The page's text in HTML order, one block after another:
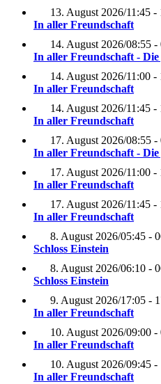
13. August 2026/11:45 -
In aller Freundschaft
14. August 2026/08:55 -
In aller Freundschaft -
14. August 2026/11:00 -
In aller Freundschaft
14. August 2026/11:45 -
In aller Freundschaft
17. August 2026/08:55 -
In aller Freundschaft -
17. August 2026/11:00 -
In aller Freundschaft
17. August 2026/11:45 -
In aller Freundschaft
8. August 2026/05:45 -
Schloss Einstein
8. August 2026/06:10 -
Schloss Einstein
9. August 2026/17:05 -
In aller Freundschaft
10. August 2026/09:00 -
In aller Freundschaft
10. August 2026/09:45 -
In aller Freundschaft